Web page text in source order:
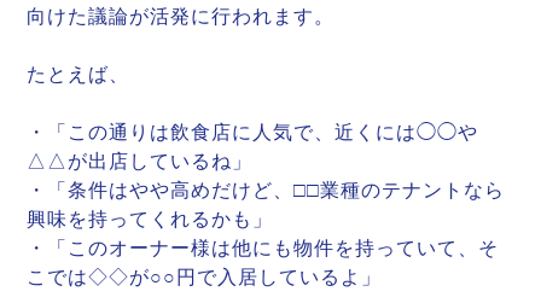
向けた議論が活発に行われます。
たとえば、
・「この通りは飲食店に人気で、近くには◯◯や
△△が出店しているね」
・「条件はやや高めだけど、□□業種のテナントなら
興味を持ってくれるかも」
・「このオーナー様は他にも物件を持っていて、そ
こでは◇◇が○○円で入居しているよ」